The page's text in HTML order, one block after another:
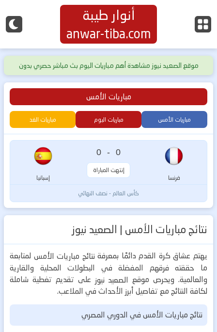
أنوار طيبة
anwar-tiba.com
موقع الصعيد نيوز مشاهدة أهم مباريات اليوم بث مباشر حصري بدون
تقطيع
مباريات الأمس
مباريات الأمس مباريات اليوم مباريات الغد
فرنسا
0
-
0
إنتهت المباراة
إسبانيا
كأس العالم - نصف النهائي
نتائج مباريات الأمس | الصعيد نيوز
يهتم عشاق كرة القدم دائمًا بمعرفة نتائج مباريات الأمس لمتابعة
ما حققته فرقهم المفضلة في البطولات المحلية والقارية
والعالمية. ويحرص موقع الصعيد نيوز على تقديم تغطية شاملة
لكافة النتائج مع تفاصيل أبرز الأحداث في الملاعب.
نتائج مباريات الأمس في الدوري المصري